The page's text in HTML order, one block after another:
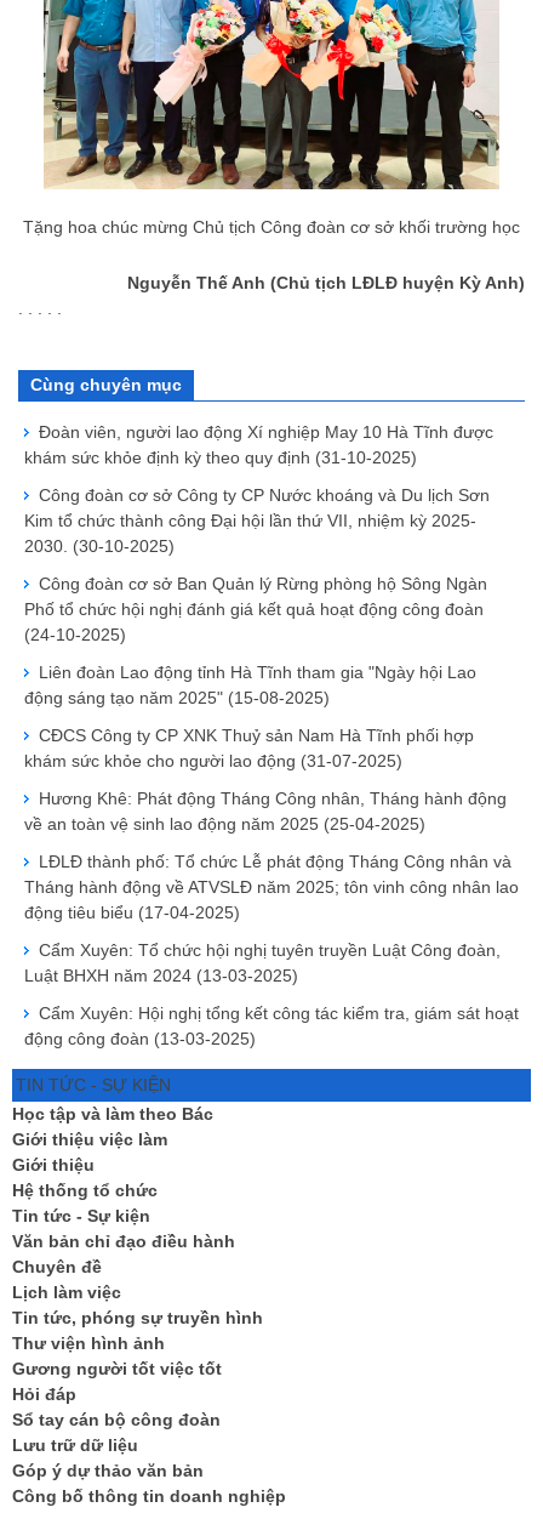
Tặng hoa chúc mừng Chủ tịch Công đoàn cơ sở khối trường học
Nguyễn Thế Anh (Chủ tịch LĐLĐ huyện Kỳ Anh)
Cùng chuyên mục
Đoàn viên, người lao động Xí nghiệp May 10 Hà Tĩnh được
khám sức khỏe định kỳ theo quy định (31-10-2025)
Công đoàn cơ sở Công ty CP Nước khoáng và Du lịch Sơn
Kim tổ chức thành công Đại hội lần thứ VII, nhiệm kỳ 2025-
2030. (30-10-2025)
Công đoàn cơ sở Ban Quản lý Rừng phòng hộ Sông Ngàn
Phố tổ chức hội nghị đánh giá kết quả hoạt động công đoàn
(24-10-2025)
Liên đoàn Lao động tỉnh Hà Tĩnh tham gia "Ngày hội Lao
động sáng tạo năm 2025" (15-08-2025)
CĐCS Công ty CP XNK Thuỷ sản Nam Hà Tĩnh phối hợp
khám sức khỏe cho người lao động (31-07-2025)
Hương Khê: Phát động Tháng Công nhân, Tháng hành động
về an toàn vệ sinh lao động năm 2025 (25-04-2025)
LĐLĐ thành phố: Tổ chức Lễ phát động Tháng Công nhân và
Tháng hành động về ATVSLĐ năm 2025; tôn vinh công nhân lao
động tiêu biểu (17-04-2025)
Cẩm Xuyên: Tổ chức hội nghị tuyên truyền Luật Công đoàn,
Luật BHXH năm 2024 (13-03-2025)
Cẩm Xuyên: Hội nghị tổng kết công tác kiểm tra, giám sát hoạt
động công đoàn (13-03-2025)
TIN TỨC - SỰ KIỆN
Học tập và làm theo Bác
Giới thiệu việc làm
Giới thiệu
Hệ thống tổ chức
Tin tức - Sự kiện
Văn bản chỉ đạo điều hành
Chuyên đề
Lịch làm việc
Tin tức, phóng sự truyền hình
Thư viện hình ảnh
Gương người tốt việc tốt
Hỏi đáp
Sổ tay cán bộ công đoàn
Lưu trữ dữ liệu
Góp ý dự thảo văn bản
Công bố thông tin doanh nghiệp